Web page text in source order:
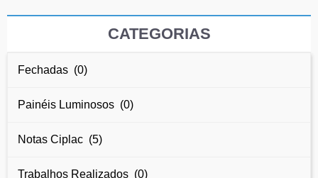
CATEGORIAS
Fechadas (0)
Painéis Luminosos (0)
Notas Ciplac (5)
Trabalhos Realizados (0)